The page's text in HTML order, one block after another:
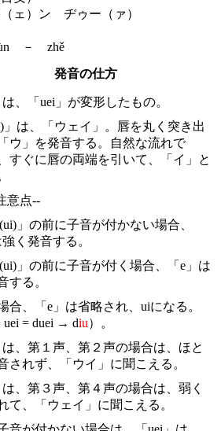
ェ）ン ヂゥー（ァ）
－ zhě
発音の仕方
は、「uei」が変形したもの。
」は、「ウェイ」。唇を丸く突き出
ウ」を発音する。自然な流れで
すぐに唇の両端を引いて、「イ」と
意点--
」の前に子音が付かない場合、
強く発音する。
」の前に子音が付く場合、「e」は
する。
合、「e」は省略され、uiになる。
uei = duei → diu）。
は、第１声、第２声の場合は、ほと
されず、「ウイ」に聞こえる。
は、第３声、第４声の場合は、弱く
て、「ウェイ」に聞こえる。